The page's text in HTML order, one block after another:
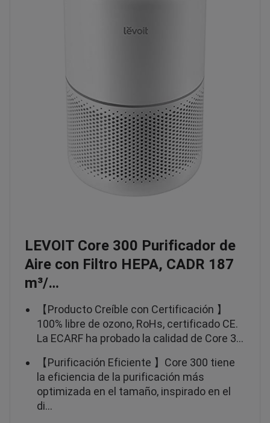
LEVOIT Core 300 Purificador de
Aire con Filtro HEPA, CADR 187
m³/…
【Producto Creíble con Certificación 】
100% libre de ozono, RoHs, certificado CE.
La ECARF ha probado la calidad de Core 3…
【Purificación Eficiente 】Core 300 tiene
la eficiencia de la purificación más
optimizada en el tamaño, inspirado en el
di…